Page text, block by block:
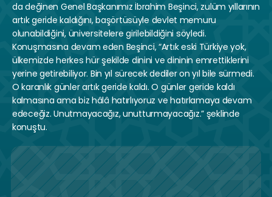
da değinen Genel Başkanımız İbrahim Beşinci, zulüm yıllarının
artık geride kaldığını, başörtüsüyle devlet memuru
olunabildiğini, üniversitelere girilebildiğini söyledi.
Konuşmasına devam eden Beşinci, “Artık eski Türkiye yok,
ülkemizde herkes hür şekilde dinini ve dininin emrettiklerini
yerine getirebiliyor. Bin yıl sürecek dediler on yıl bile sürmedi.
O karanlık günler artık geride kaldı. O günler geride kaldı
kalmasına ama biz hâlâ hatırlıyoruz ve hatırlamaya devam
edeceğiz. Unutmayacağız, unutturmayacağız.” şeklinde
konuştu.